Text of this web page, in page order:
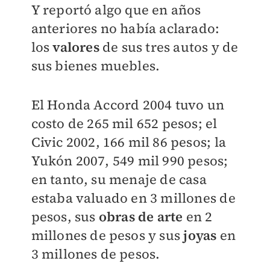
Y reportó algo que en años
anteriores no había aclarado:
losvaloresde sus tres autos y de
sus bienes muebles.
El Honda Accord 2004 tuvo un
costo de 265 mil 652 pesos; el
Civic 2002, 166 mil 86 pesos; la
Yukón 2007, 549 mil 990 pesos;
en tanto, su menaje de casa
estaba valuado en 3 millones de
pesos, sus obras de arte en 2
millones de pesos y susjoyas en
3 millones de pesos.